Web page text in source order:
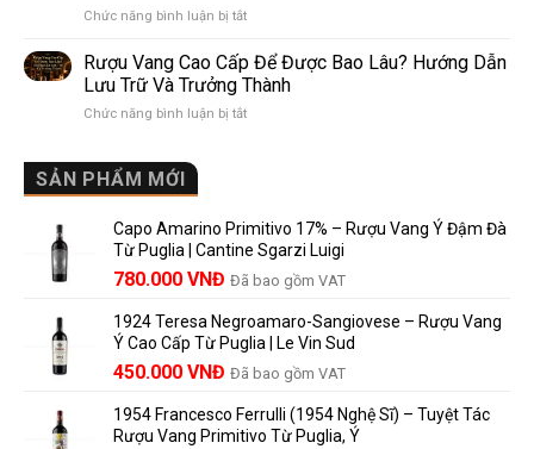
So
Dễ
Hiểu
Người
Điểm
khác
nhau
và
vì
lựa
chọn
đáng
Chức năng bình luận bị tắtở
en
Bouteille
au
Château
nhãn
rượu
vang
và
những
người
vang
nên
Rượu Vang Cao Cấp Để Được Bao Lâu? Hướng Dẫn
Lưu Trữ Và Trưởng Thành
Chức năng bình luận bị tắtở
Được
Bao
Lâu?
Hướng
Lưu
Trữ
Và
Thành
SẢN PHẨM MỚI
Capo Amarino Primitivo 17% – Rượu Vang Ý Đậm Đà
Từ Puglia | Cantine Sgarzi Luigi
Giá
là:
858.000 VNĐ.
780.000 VNĐ Giá
tại
là:
780.000 VNĐ.
Đã bao gồm VAT
1924 Teresa Negroamaro-Sangiovese – Rượu Vang
Ý Cao Cấp Từ Puglia | Le Vin Sud
Giá
là:
450.000 VNĐ Giá
tại
Đã bao gồm VAT
1954 Francesco Ferrulli (1954 Nghệ Sĩ) – Tuyệt Tác
Rượu Vang Primitivo Từ Puglia, Ý